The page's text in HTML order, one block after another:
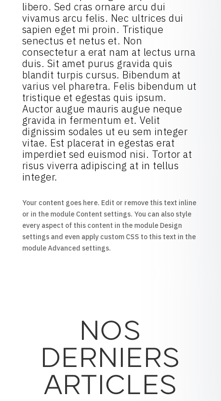
libero. Sed cras ornare arcu dui
vivamus arcu felis. Nec ultrices dui
sapien eget mi proin. Tristique
senectus et netus et. Non
consectetur a erat nam at lectus urna
duis. Sit amet purus gravida quis
blandit turpis cursus. Bibendum at
varius vel pharetra. Felis bibendum ut
tristique et egestas quis ipsum.
Auctor augue mauris augue neque
gravida in fermentum et. Velit
dignissim sodales ut eu sem integer
vitae. Est placerat in egestas erat
imperdiet sed euismod nisi. Tortor at
risus viverra adipiscing at in tellus
integer.
Your content goes here. Edit or remove this text inline
or in the module Content settings. You can also style
every aspect of this content in the module Design
settings and even apply custom CSS to this text in the
module Advanced settings.
NOS
DERNIERS
ARTICLES